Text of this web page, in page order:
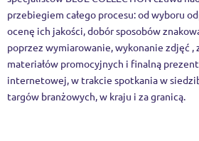
przebiegiem całego procesu: od wyboru
ocenę ich jakości, dobór sposobów
poprzez wymiarowanie, wykonanie zdjęć ,
materiałów promocyjnych i finalną
internetowej, w trakcie spotkania w
targów branżowych, w kraju i za granicą.